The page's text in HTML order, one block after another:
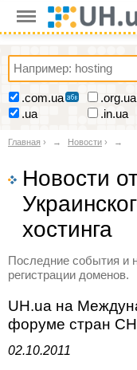
.com.ua .org.ua
.ua
.in.ua
Главная › Новости ›
Новости
хостинга
Последние события и
регистрации доменов.
UH.ua на
форуме стран
02.10.2011